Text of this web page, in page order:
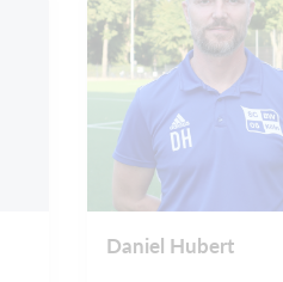
Daniel Hubert